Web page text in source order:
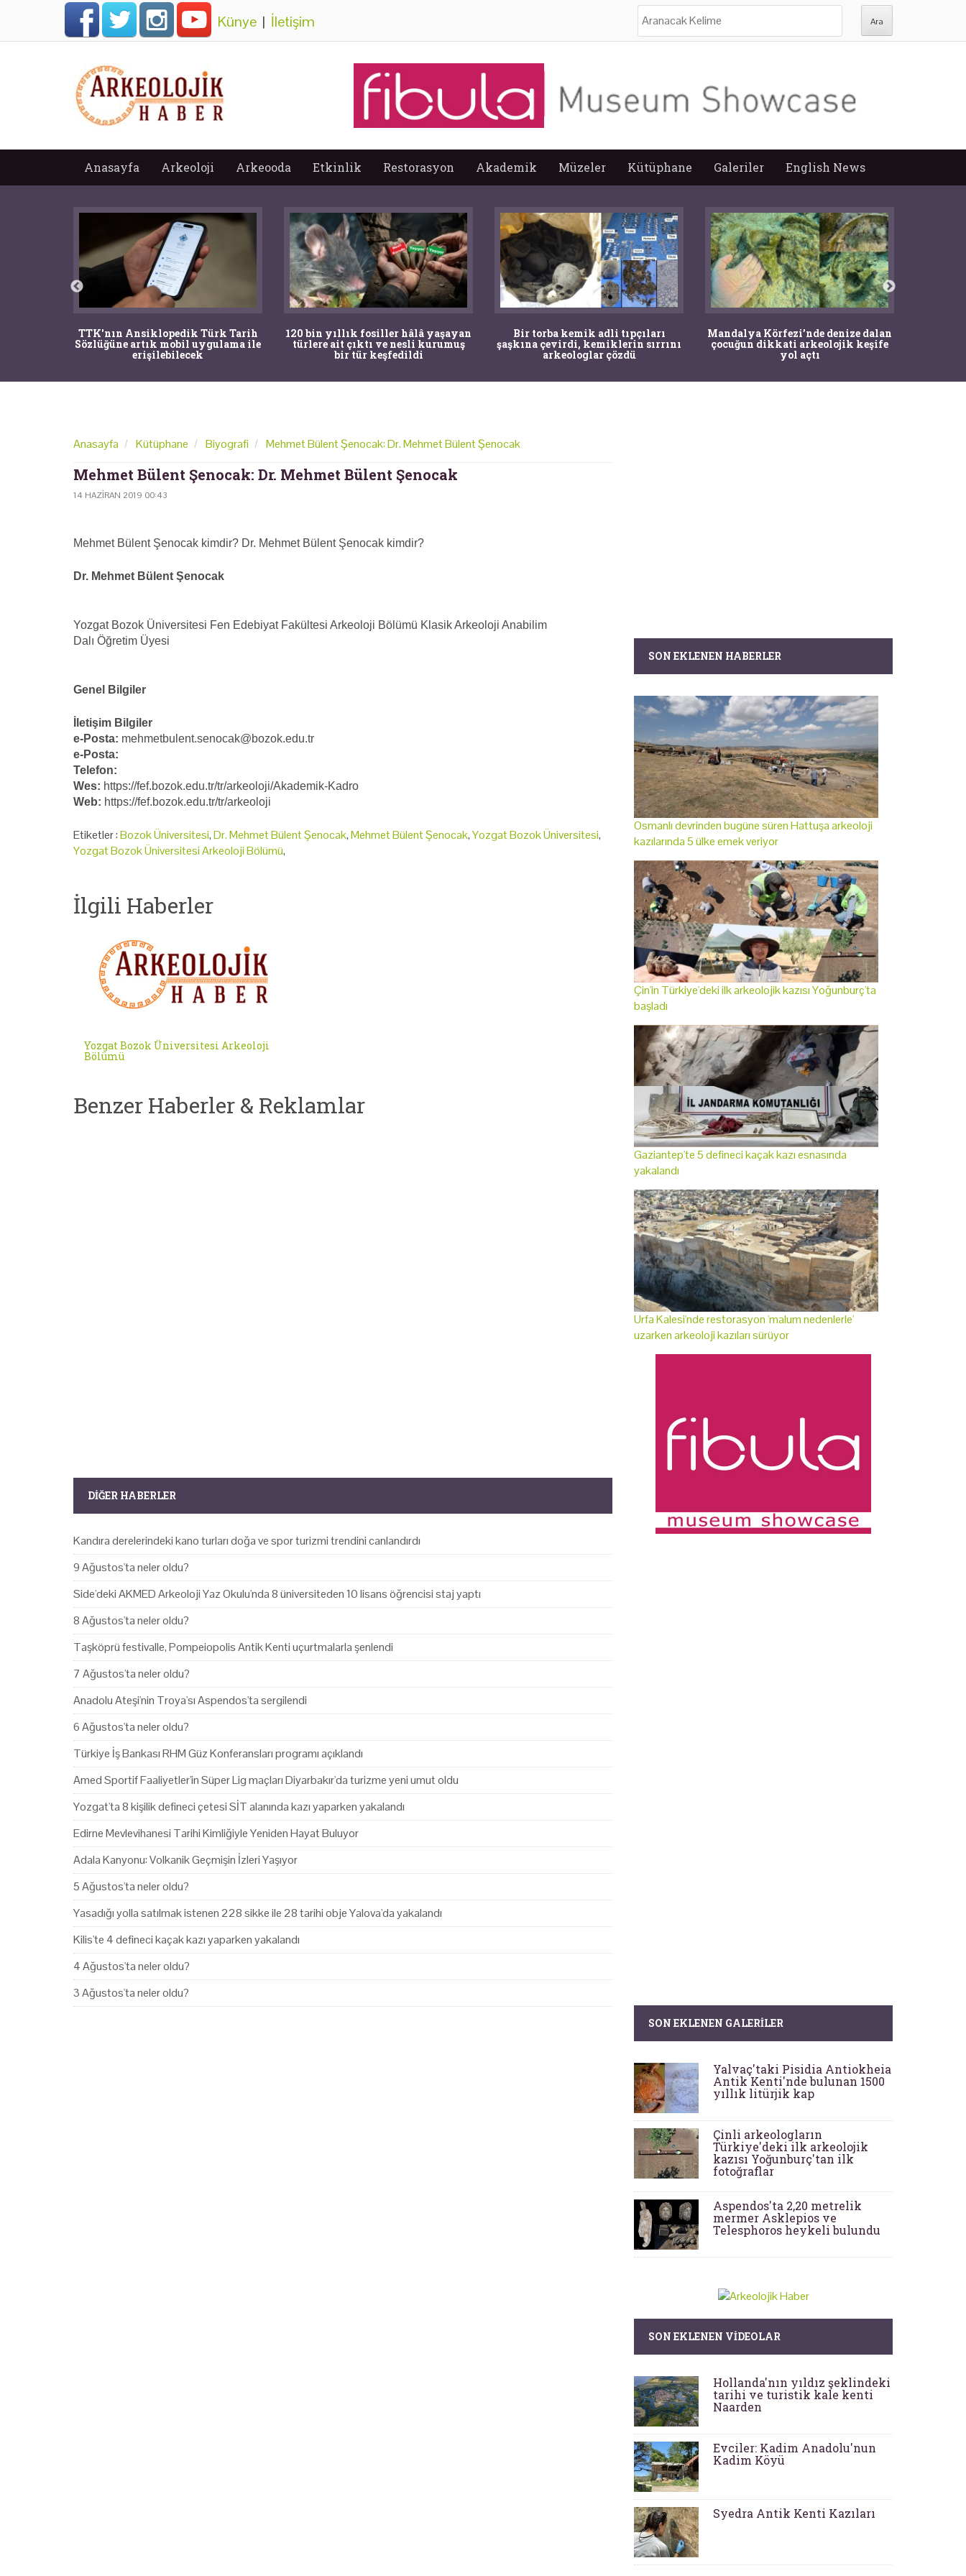
Künye | İletişim
Anasayfa Arkeoloji Arkeooda Etkinlik Restorasyon Akademik Müzeler Kütüphane Galeriler English News
TTK'nın Ansiklopedik Türk Tarih
Sözlüğüne artık mobil uygulama ile
erişilebilecek
120 bin yıllık fosiller hâlâ yaşayan
türlere ait çıktı ve nesli kurumuş
bir tür keşfedildi
Bir torba kemik adli tıpçıları
şaşkına çevirdi, kemiklerin sırrını
arkeologlar çözdü
Mandalya Körfezi’nde denize dalan
çocuğun dikkati arkeolojik keşife
yol açtı
Anasayfa Kütüphane Biyografi Mehmet Bülent Şenocak: Dr. Mehmet Bülent Şenocak
Mehmet Bülent Şenocak: Dr. Mehmet Bülent Şenocak
14 HAZIRAN 2019 00:43
Mehmet Bülent Şenocak kimdir? Dr. Mehmet Bülent Şenocak kimdir?
Dr. Mehmet Bülent Şenocak
Yozgat Bozok Üniversitesi Fen Edebiyat Fakültesi Arkeoloji Bölümü Klasik Arkeoloji Anabilim
Dalı Öğretim Üyesi
Genel Bilgiler
İletişim Bilgiler
e-Posta: mehmetbulent.senocak@bozok.edu.tr
e-Posta:
Telefon:
Wes: https://fef.bozok.edu.tr/tr/arkeoloji/Akademik-Kadro
Web: https://fef.bozok.edu.tr/tr/arkeoloji
Etiketler :Bozok Üniversitesi,Dr. Mehmet Bülent Şenocak,Mehmet Bülent Şenocak,Yozgat Bozok Üniversitesi,
Yozgat Bozok Üniversitesi Arkeoloji Bölümü,
İlgili Haberler
Yozgat Bozok Üniversitesi Arkeoloji
Bölümü
Benzer Haberler & Reklamlar
DIĞER HABERLER
Kandıra derelerindeki kano turları doğa ve spor turizmi trendini canlandırdı
9 Ağustos'ta neler oldu?
Side'deki AKMED Arkeoloji Yaz Okulu'nda 8 üniversiteden 10 lisans öğrencisi staj yaptı
8 Ağustos'ta neler oldu?
Taşköprü festivalle, Pompeiopolis Antik Kenti uçurtmalarla şenlendi
7 Ağustos'ta neler oldu?
Anadolu Ateşi'nin Troya'sı Aspendos'ta sergilendi
6 Ağustos'ta neler oldu?
Türkiye İş Bankası RHM Güz Konferansları programı açıklandı
Amed Sportif Faaliyetler'in Süper Lig maçları Diyarbakır'da turizme yeni umut oldu
Yozgat'ta 8 kişilik defineci çetesi SİT alanında kazı yaparken yakalandı
Edirne Mevlevihanesi Tarihi Kimliğiyle Yeniden Hayat Buluyor
Adala Kanyonu: Volkanik Geçmişin İzleri Yaşıyor
5 Ağustos'ta neler oldu?
Yasadığı yolla satılmak istenen 228 sikke ile 28 tarihi obje Yalova'da yakalandı
Kilis'te 4 defineci kaçak kazı yaparken yakalandı
4 Ağustos'ta neler oldu?
3 Ağustos'ta neler oldu?
SON EKLENEN HABERLER
Osmanlı devrinden bugüne süren Hattuşa arkeoloji
kazılarında 5 ülke emek veriyor
Çin'in Türkiye'deki ilk arkeolojik kazısı Yoğunburç'ta
başladı
Gaziantep'te 5 defineci kaçak kazı esnasında
yakalandı
Urfa Kalesi'nde restorasyon 'malum nedenlerle'
uzarken arkeoloji kazıları sürüyor
SON EKLENEN GALERILER
Yalvaç'taki Pisidia Antiokheia
Antik Kenti'nde bulunan 1500
yıllık litürjik kap
Çinli arkeologların
Türkiye'deki ilk arkeolojik
kazısı Yoğunburç'tan ilk
fotoğraflar
Aspendos'ta 2,20 metrelik
mermer Asklepios ve
Telesphoros heykeli bulundu
SON EKLENEN VIDEOLAR
Hollanda'nın yıldız şeklindeki
tarihi ve turistik kale kenti
Naarden
Evciler: Kadim Anadolu'nun
Kadim Köyü
Syedra Antik Kenti Kazıları